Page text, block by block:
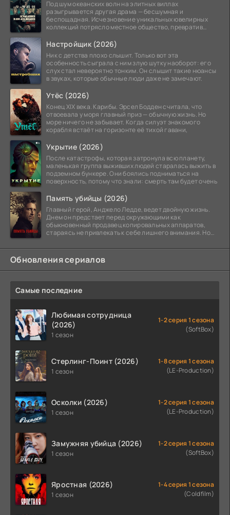
Под шум океанских волн на элитных виллах
разыгрывается другая драма — бесшумная и
беспощадная. Исчезновение уникальных ювелирных
коллекций потрясло местное общество, превратив
Настройщик (2026)
Ник с детства плохо слышит. Только вот эта
особенность сыграла с ним злую шутку наоборот: его
слух стал невероятно тонким. Он слышит такие нюансы
в звуках, которые обычные люди даже не замечают.
Утёс (2026)
Конец XIX века. Карибы. Эрсел Бодден считала, что
отвоевала у моря главный приз — обычную жизнь. Но
море ничего не забывает. Когда силуэт знакомого
корабля встаёт на горизонте её тихой гавани,
Укрытие (2026)
После катастрофы, которая затронула всю планету,
маленькая группа выживших людей старалась выжить в
подземном бункере. Они боялись подниматься на
поверхность, потому что знали: смерть там будет очень
Память убийцы (2026)
Главный герой, Анджело Ледде, ведет двойную жизнь.
Днем он предстает перед окружающими как
обыкновенный продавец копировальных аппаратов,
стараясь не привлекать к себе лишнего внимания. Но
Обновления сериалов
Самые последние
Любимая сотрудница
(2026)
1 сезон
1-2 серия 1 сезона
(SoftBox)
Стерлинг-Поинт (2026)
1 сезон
1-8 серия 1 сезона
(LE-Production)
Осколки (2026)
1 сезон
1-2 серия 1 сезона
(LE-Production)
Замужняя убийца (2026)
1 сезон
1-2 серия 1 сезона
(SoftBox)
Яростная (2026)
1 сезон
1-4 серия 1 сезона
(Coldfilm)